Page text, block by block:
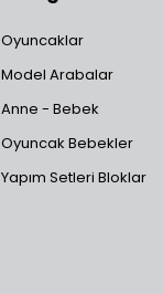
Oyuncaklar
Model Arabalar
Anne - Bebek
Oyuncak Bebekler
Yapım Setleri Bloklar